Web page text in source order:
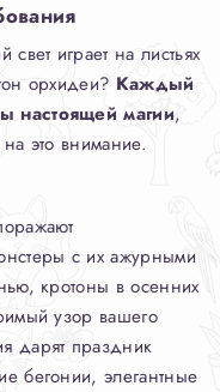
играет на листьях
орхидеи? Каждый
настоящей магии,
на это внимание.
с их ажурными
кротоны в осенних
узор вашего
дарят праздник
бегонии, элегантные